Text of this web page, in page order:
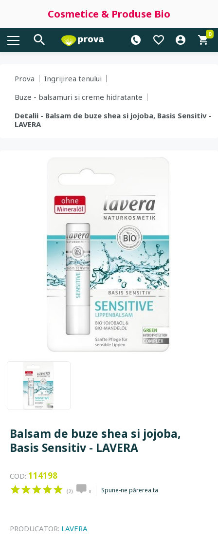
Cosmetice & Produse Bio
0
Prova
Ingrijirea tenului
Buze - balsamuri si creme hidratante
Detalii - Balsam de buze shea si jojoba, Basis Sensitiv -
LAVERA
Balsam de buze shea si jojoba,
Basis Sensitiv - LAVERA
COD: 114198
(2) 0 Spune-ne părerea ta
PRODUCATOR: LAVERA